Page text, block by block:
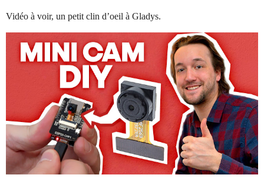
Vidéo à voir, un petit clin d’oeil à Gladys.